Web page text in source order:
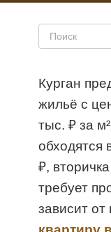
Поиск:
Курган
жильё с
тыс. ₽ за
обходятся
₽,
требует
зависит